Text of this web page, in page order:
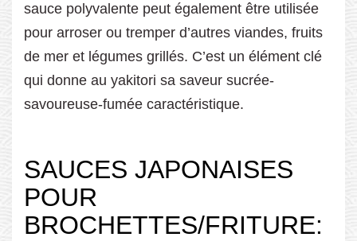
sauce polyvalente peut également être utilisée
pour arroser ou tremper d’autres viandes, fruits
de mer et légumes grillés. C’est un élément clé
qui donne au yakitori sa saveur sucrée-
savoureuse-fumée caractéristique.
SAUCES JAPONAISES
POUR
BROCHETTES/FRITURE: